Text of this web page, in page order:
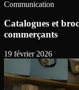
Communication
Catalogues et
commerçants
19 février 2026